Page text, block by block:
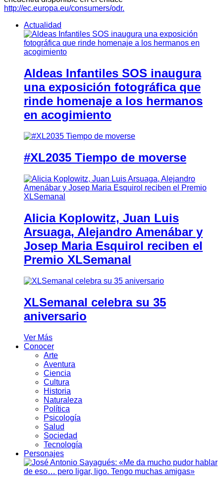
http://ec.europa.eu/consumers/odr.
Actualidad
Aldeas Infantiles SOS inaugura
una exposición fotográfica que
rinde homenaje a los hermanos
en acogimiento
#XL2035 Tiempo de moverse
Alicia Koplowitz, Juan Luis
Arsuaga, Alejandro Amenábar y
Josep Maria Esquirol reciben el
Premio XLSemanal
XLSemanal celebra su 35
aniversario
Ver Más
Conocer
Arte
Aventura
Ciencia
Cultura
Historia
Naturaleza
Política
Psicología
Salud
Sociedad
Tecnología
Personajes